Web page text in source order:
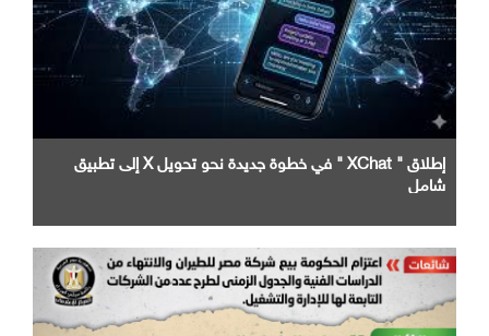
إطلاق " XChat " في خطوة جديدة نحو تحويل X إلى تطبيق
شامل